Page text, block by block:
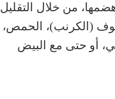
من خلال التقليل
(الكرنب)، الحمص،
أو حتى مع البيض